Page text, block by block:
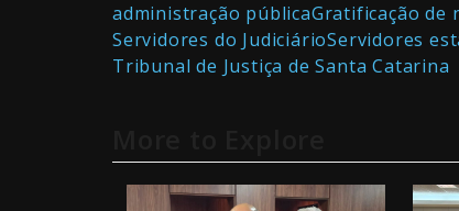
administração públicaGratificação de
Servidores do JudiciárioServidores
Tribunal de Justiça de Santa Catarina